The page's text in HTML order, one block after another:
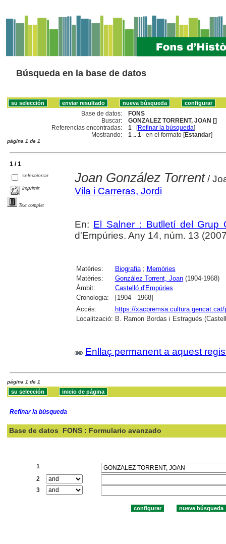
Búsqueda en la base de datos
Base de datos:
FONS
Buscar:
GONZALEZ TORRENT, JOAN []
Referencias encontradas:
1 [Refinar la búsqueda]
Mostrando:
1 .. 1 en el formato [Estandar]
página 1 de 1
1 / 1
seleccionar
imprimir
Text complet
Joan González Torrent/
Vila i Carreras, Jordi
En: El Salner : Butlletí del Grup
d'Empúries. Any 14, núm. 13
Matèries: Biografia; Memòries
Matèries:
González Torrent, Joan(1904-1968)
Àmbit:
Castelló d'Empúries
Cronologia:
[1904 - 1968]
Accés:
https://
Localització: B. Ramon Bordas i Estragués
Enllaç permanent a aquest
página 1 de 1
Refinar la búsqueda
Base de datos FONS : Formulario avanzado
1
2
3